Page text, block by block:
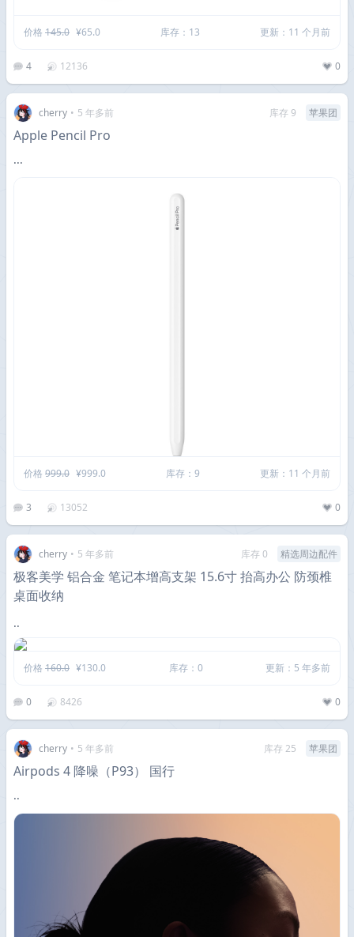
价格 145.0 ¥65.0 库存：13 更新：11 个月前
4 12136 0
cherry • 5 年多前 库存 9 苹果团
Apple Pencil Pro
···
价格 999.0 ¥999.0 库存：9 更新：11 个月前
3 13052 0
cherry • 5 年多前 库存 0 精选周边配件
极客美学 铝合金 笔记本增高支架 15.6寸 抬高办公 防颈椎
桌面收纳
..
价格 160.0 ¥130.0 库存：0 更新：5 年多前
0 8426 0
cherry • 5 年多前 库存 25 苹果团
Airpods 4 降噪（P93） 国行
··